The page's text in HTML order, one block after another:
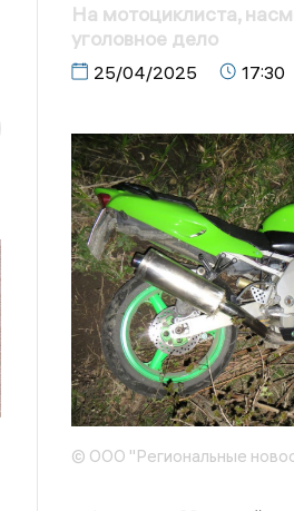
На мотоциклиста,
уголовное дело
25/04/2025 17:30
© ООО "Региональные